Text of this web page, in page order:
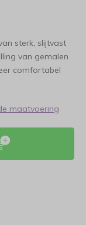
sterk, slijtvast
van gemalen
comfortabel
maatvoering